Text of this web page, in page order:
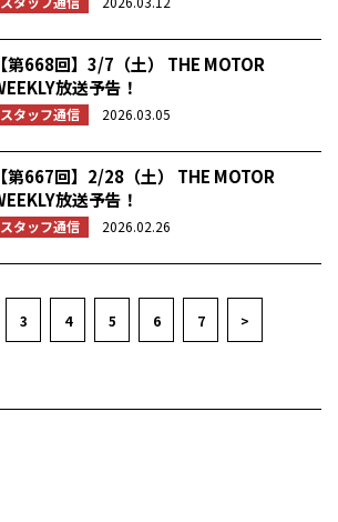
【第668回】3/7（土） THE MOTOR
放送予告！
スタッフ通信 2026.03.05
【第667回】2/28（土） THE MOTOR
放送予告！
スタッフ通信 2026.02.26
3 4 5 6 7 >